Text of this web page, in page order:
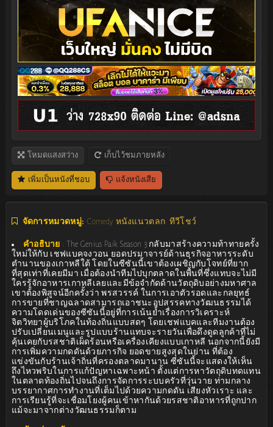
โหมดแสงสว่าง เก็บไว้ชมภายหลัง
เพิ่มเป็นหนังที่ชอบ แจ้งหนังเสีย
จัดการหมวดหมู่: Comedy หนังแนวตลก ทีวีโชว์
คำอธิบาย : The Genius Paik Season 3 กลับมาสร้างความท้าทายครั้ง
ใหม่ให้กับ เชฟแบคจงวอน ยอดปรมาจารย์ด้านธุรกิจอาหารระดับ
ตำนานของเกาหลีใต้ โดยในซีซันนี้เขาต้องเผชิญกับโจทย์ที่ยาก
ที่สุดเท่าที่เคยมีมา เมื่อต้องนำทีมไปบุกตลาดในพื้นที่ซึ่งแทบจะไม่มี
ใครรู้จักอาหารเกาหลีเลยและมีข้อจำกัดด้านวัตถุดิบอย่างมหาศาล
เขาต้องพิสูจน์อีกครั้งว่า พรสวรรค์ ในการเอาตัวรอดและกลยุทธ์
การขายที่ชาญฉลาดสามารถเอาชนะอุปสรรคทางวัฒนธรรมได้
ความโดดเด่นของซีซันนี้อยู่ที่การเน้นย้ำเรื่องการวิเคราะห์
จิตวิทยาผู้บริโภคในท้องถิ่นแบบสดๆ โดยเชฟแบคและทีมงานต้อง
ปรับเปลี่ยนเมนูและรูปแบบร้านแทบจะรายวันเพื่อดึงดูดลูกค้าที่ไม่
คุ้นเคยกับรสชาติเผ็ดร้อนหรือเครื่องเคียงแบบเกาหลี นอกจากนี้ยังมี
การเพิ่มความกดดันด้วยภารกิจ ยอดขายสูงสุดในย่าน ที่ต้อง
แข่งขันกับร้านเจ้าถิ่นที่ครองตลาดมานาน ซีซันนี้จะแสดงให้เห็น
ถึงไหวพริบในการแก้ปัญหาเฉพาะหน้า ตั้งแต่การหาวัตถุดิบทดแทน
ในตลาดท้องถิ่นไปจนถึงการจัดการระบบครัวที่วุ่นวาย ท่ามกลาง
บรรยากาศการทำงานที่เต็มไปด้วยความกดดัน เสียงหัวเราะ และ
การเรียนรู้ที่จะเชื่อมโยงผู้คนเข้าหากันด้วยรสชาติอาหารที่ถูกปาก
แม้จะมาจากต่างวัฒนธรรมก็ตาม